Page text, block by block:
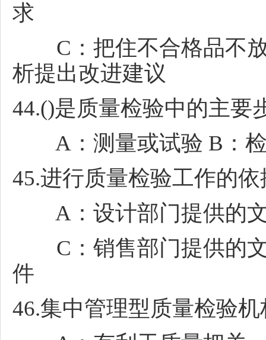
求
C：把住不合格品不放
析提出改进建议
44.()是质量检验中的主要
A：测量或试验 B：检
45.进行质量检验工作的依
A：设计部门提供的文
C：销售部门提供的文
件
46.集中管理型质量检验